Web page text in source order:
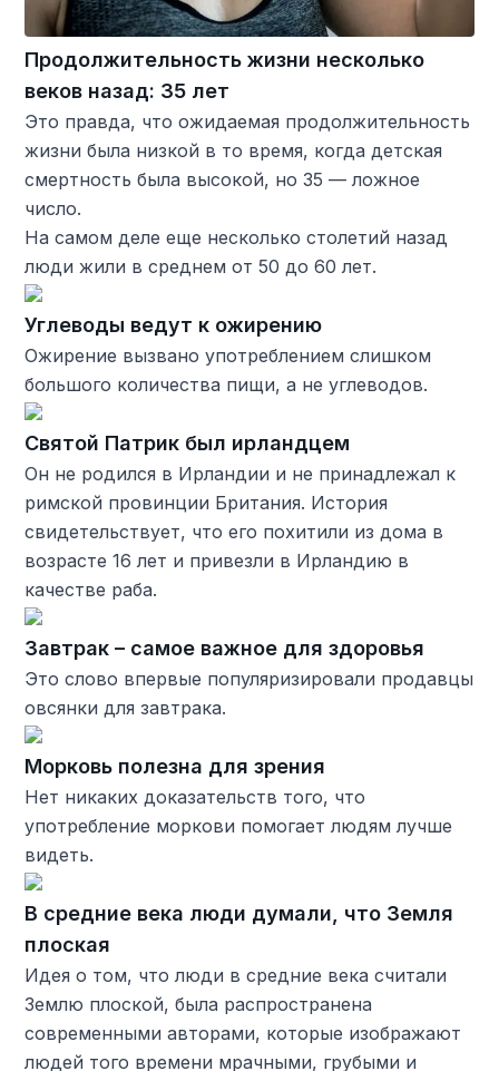
Продолжительность жизни несколько
веков назад: 35 лет
Это правда, что ожидаемая продолжительность
жизни была низкой в ​​то время, когда детская
смертность была высокой, но 35 — ложное
число.
На самом деле еще несколько столетий назад
люди жили в среднем от 50 до 60 лет.
Углеводы ведут к ожирению
Ожирение вызвано употреблением слишком
большого количества пищи, а не углеводов.
Святой Патрик был ирландцем
Он не родился в Ирландии и не принадлежал к
римской провинции Британия. История
свидетельствует, что его похитили из дома в
возрасте 16 лет и привезли в Ирландию в
качестве раба.
Завтрак – самое важное для здоровья
Это слово впервые популяризировали продавцы
овсянки для завтрака.
Морковь полезна для зрения
Нет никаких доказательств того, что
употребление моркови помогает людям лучше
видеть.
В средние века люди думали, что Земля
плоская
Идея о том, что люди в средние века считали
Землю плоской, была распространена
современными авторами, которые изображают
людей того времени мрачными, грубыми и